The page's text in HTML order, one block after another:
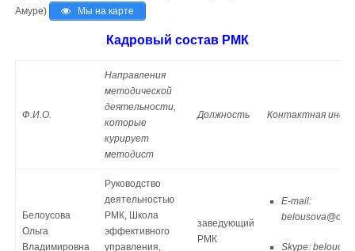
Амуре)
Мы на карте
Кадровый состав РМК
Ф.И.О.
Направления
методической
деятельности,
которые
курирует
методист
Должность Контактная
Белоусова
Ольга
Владимировна
Руководство
деятельностью
РМК, Школа
эффективного
управления,
заведующий
РМК
E-mail:
Skype: belouc3